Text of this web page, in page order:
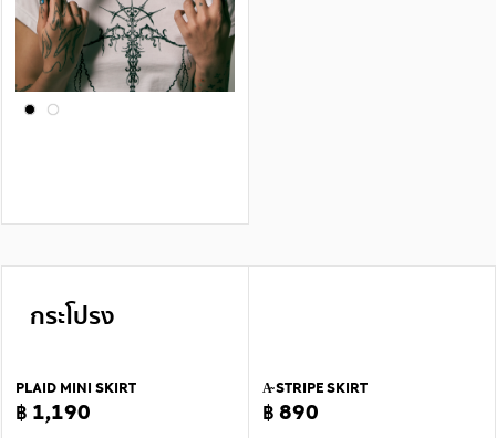
กระโปรง
PLAID MINI SKIRT
฿ 1,190
A̴ STRIPE SKIRT
฿ 890